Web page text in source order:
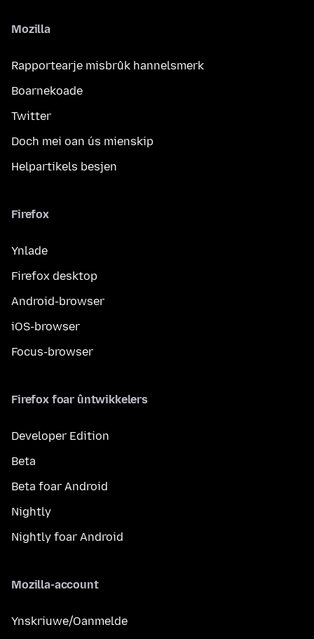
Mozilla
Rapportearje misbrûk hannelsmerk
Boarnekoade
Twitter
Doch mei oan ús mienskip
Helpartikels besjen
Firefox
Ynlade
Firefox desktop
Android-browser
iOS-browser
Focus-browser
Firefox foar ûntwikkelers
Developer Edition
Beta
Beta foar Android
Nightly
Nightly foar Android
Mozilla-account
Ynskriuwe/Oanmelde